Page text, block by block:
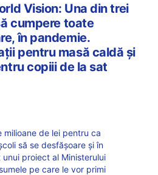
Vision: Una din trei
cumpere toate
în pandemie.
pentru masă caldă și
copiii de la sat
de lei pentru ca
să se desfășoare și în
proiect al Ministerului
pe care le vor primi